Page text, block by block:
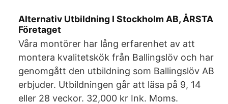
Alternativ Utbildning I Stockholm AB, ÅRSTA
Företaget
Våra montörer har lång erfarenhet av att
montera kvalitetskök från Ballingslöv och har
genomgått den utbildning som Ballingslöv AB
erbjuder. Utbildningen går att läsa på 9, 14
eller 28 veckor. 32,000 kr Ink. Moms.